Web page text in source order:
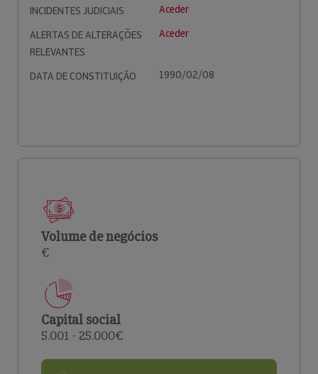
INCIDENTES JUDICIAIS
Aceder
ALERTAS DE ALTERAÇÕES
RELEVANTES
Aceder
DATA DE CONSTITUIÇÃO 1990/02/08
Volume de negócios
€
Capital social
5.001 - 25.000€